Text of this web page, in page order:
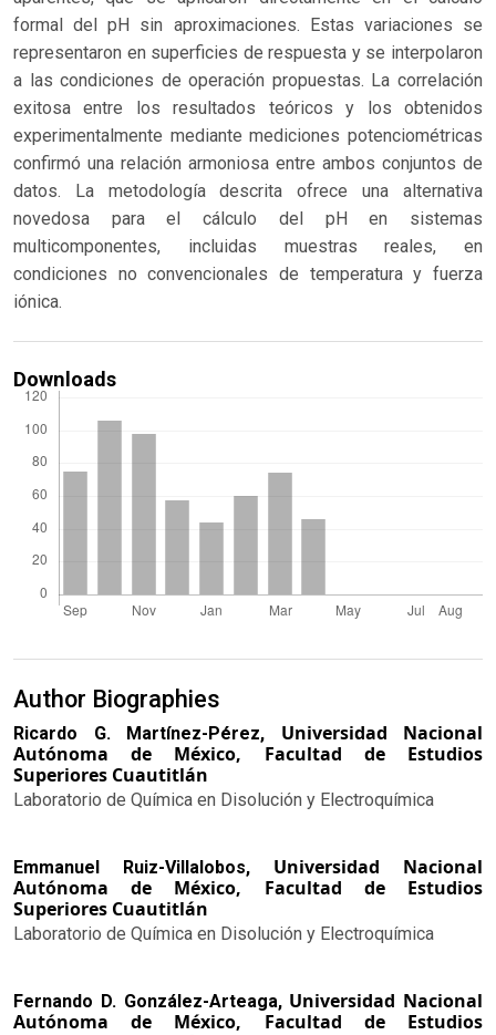
formal del pH sin aproximaciones. Estas variaciones se
representaron en superficies de respuesta y se interpolaron
a las condiciones de operación propuestas. La correlación
exitosa entre los resultados teóricos y los obtenidos
experimentalmente mediante mediciones potenciométricas
confirmó una relación armoniosa entre ambos conjuntos de
datos. La metodología descrita ofrece una alternativa
novedosa para el cálculo del pH en sistemas
multicomponentes, incluidas muestras reales, en
condiciones no convencionales de temperatura y fuerza
iónica.
Downloads
Author Biographies
Ricardo G. Martínez-Pérez, Universidad Nacional
Autónoma de México, Facultad de Estudios
Superiores Cuautitlán
Laboratorio de Química en Disolución y Electroquímica
Emmanuel Ruiz-Villalobos, Universidad Nacional
Autónoma de México, Facultad de Estudios
Superiores Cuautitlán
Laboratorio de Química en Disolución y Electroquímica
Fernando D. González-Arteaga, Universidad Nacional
Autónoma de México, Facultad de Estudios